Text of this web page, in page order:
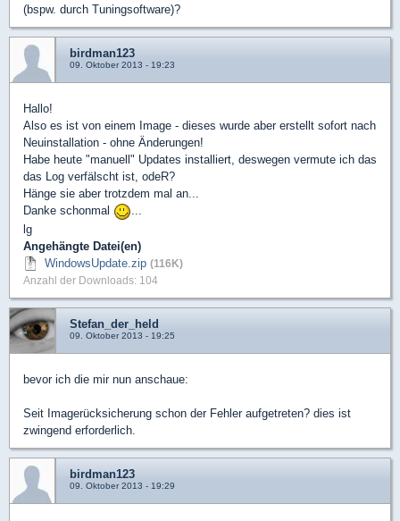
(bspw. durch Tuningsoftware)?
birdman123
09. Oktober 2013 - 19:23
Hallo!
Also es ist von einem Image - dieses wurde aber erstellt sofort nach
Neuinstallation - ohne Änderungen!
Habe heute "manuell" Updates installiert, deswegen vermute ich das
das Log verfälscht ist, odeR?
Hänge sie aber trotzdem mal an...
Danke schonmal
...
lg
Angehängte Datei(en)
WindowsUpdate.zip (116K)
Anzahl der Downloads: 104
Stefan_der_held
09. Oktober 2013 - 19:25
bevor ich die mir nun anschaue:
Seit Imagerücksicherung schon der Fehler aufgetreten? dies ist
zwingend erforderlich.
birdman123
09. Oktober 2013 - 19:29